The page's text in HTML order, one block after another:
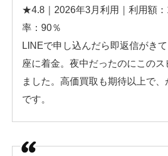
★4.8｜2026年3月利用｜利用額：
率：90％
LINEで申し込んだら即返信がき
座に着金。夜中だったのにこのス
ました。高価買取も期待以上で
です。